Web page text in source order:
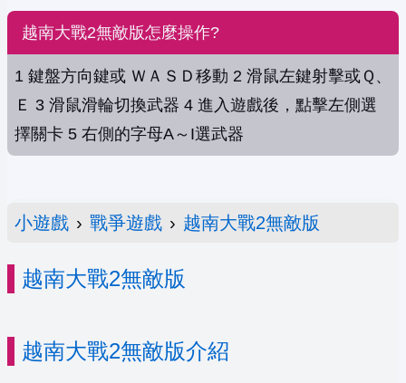
越南大戰2無敵版怎麼操作?
1 鍵盤方向鍵或 ＷＡＳＤ移動 2 滑鼠左鍵射擊或Ｑ、
Ｅ 3 滑鼠滑輪切換武器 4 進入遊戲後，點擊左側選
擇關卡 5 右側的字母A～I選武器
小遊戲 › 戰爭遊戲 › 越南大戰2無敵版
越南大戰2無敵版
越南大戰2無敵版介紹